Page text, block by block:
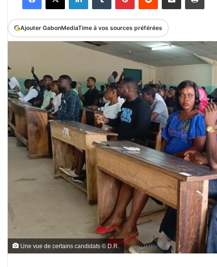
Ajouter GabonMediaTime à vos sources préférées
Une vue de certains candidats © D.R.